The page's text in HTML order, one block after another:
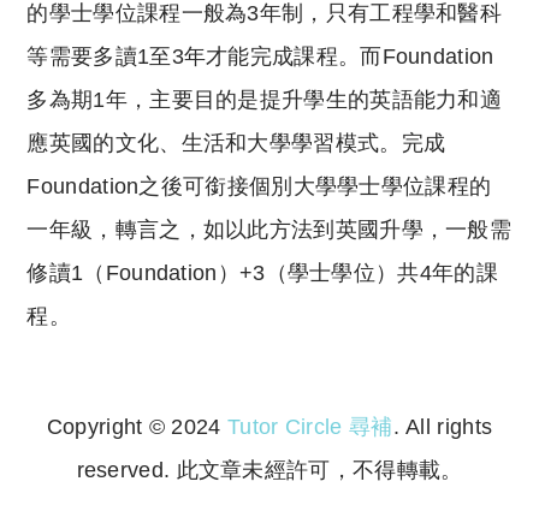
的學士學位課程一般為3年制，只有工程學和醫科
等需要多讀1至3年才能完成課程。而Foundation
多為期1年，主要目的是提升學生的英語能力和適
應英國的文化、生活和大學學習模式。完成
Foundation之後可銜接個別大學學士學位課程的
一年級，轉言之，如以此方法到英國升學，一般需
修讀1（Foundation）+3（學士學位）共4年的課
程。
Copyright © 2024 Tutor Circle 尋補. All rights
reserved. 此文章未經許可，不得轉載。